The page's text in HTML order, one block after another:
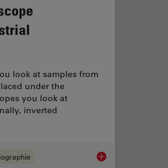
look at samples from
under the
you look at
inverted
Five Inverted-